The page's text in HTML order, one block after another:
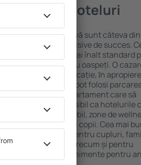
mai bune hoteluri
și o locație atractivă sunt câteva
unui hotel All-Inclusive de succes.
garantează cel mai înalt standard
de facilități pentru oaspeți. O
cea mai bună locație, ȋn
din Kobe. Oaspeții pot folosi
o cameră sau un apartament care să
nevoilor lor. Este posibil ca hotelurile
ofere un meniu variabil, zone de
și activități pentru copii. Cea mai
o alegere perfectă pentru cupluri,
de afaceri, precum și pentru
să organizeze evenimente pentru